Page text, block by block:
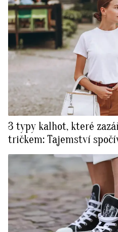
3 typy kalhot, které
tričkem: Tajemství